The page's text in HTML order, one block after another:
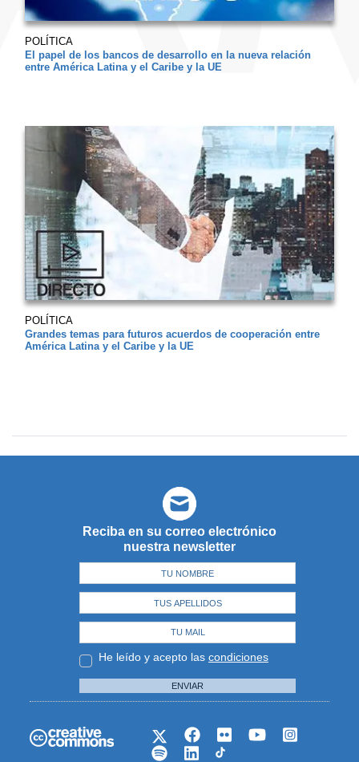
POLÍTICA
El papel de los bancos de desarrollo en la nueva relación
entre América Latina y el Caribe y la UE
POLÍTICA
Grandes temas para futuros acuerdos de cooperación entre
América Latina y el Caribe y la UE
Reciba en su correo electrónico
nuestra newsletter
He leído y acepto las condiciones
ENVIAR